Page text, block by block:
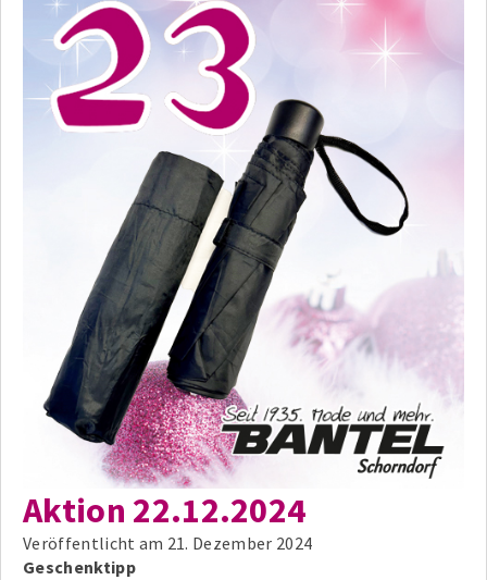
Aktion 22.12.2024
Veröffentlicht am 21. Dezember 2024
Geschenktipp